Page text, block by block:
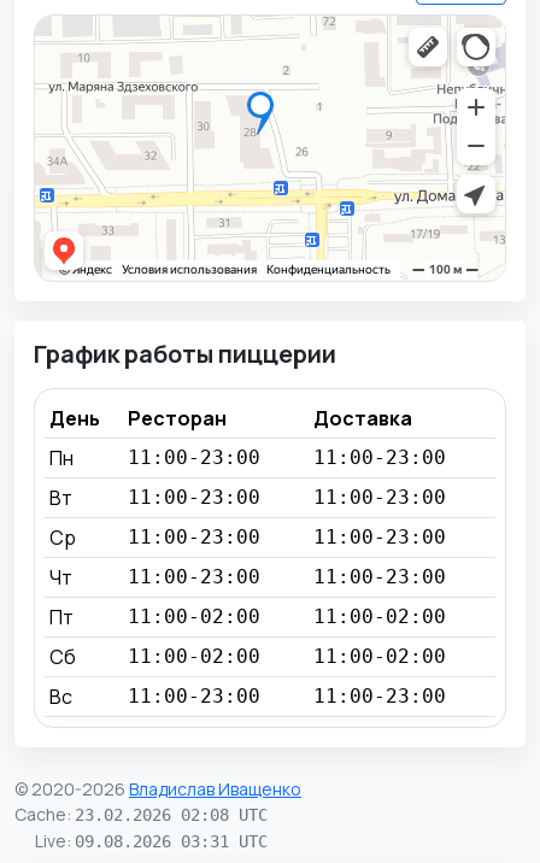
График работы пиццерии
День Ресторан
Доставка
Пн
11:00-23:00 11:00-23:00
Вт 11:00-23:00 11:00-23:00
Ср 11:00-23:00 11:00-23:00
Чт 11:00-23:00 11:00-23:00
Пт 11:00-02:00 11:00-02:00
Сб 11:00-02:00 11:00-02:00
Вс 11:00-23:00 11:00-23:00
© 2020-2026 Владислав Иващенко
Cache: 23.02.2026 02:08 UTC
Live: 09.08.2026 03:31 UTC